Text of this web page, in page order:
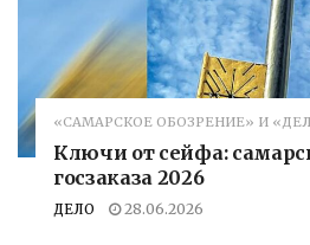
«САМАРСКОЕ ОБОЗРЕНИЕ» И
Ключи от сейфа:
госзаказа 2026
ДЕЛО 28.06.2026